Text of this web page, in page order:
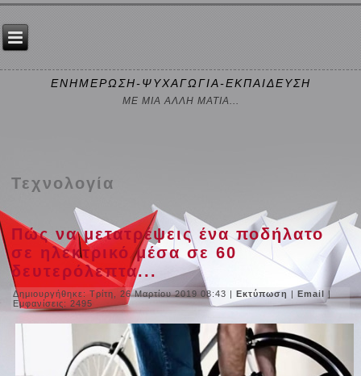
ΕΝΗΜΕΡΩΣΗ-ΨΥΧΑΓΩΓΙΑ-ΕΚΠΑΙΔΕΥΣΗ
ΜΕ ΜΙΑ ΑΛΛΗ ΜΑΤΙΑ...
Τεχνολογία
Πώς να μετατρέψεις ένα ποδήλατο
σε ηλεκτρικό μέσα σε 60
δευτερόλεπτα...
Δημιουργήθηκε: Τρίτη, 26 Μαρτίου 2019 08:43 |Εκτύπωση |Email |
Εμφανίσεις: 2495